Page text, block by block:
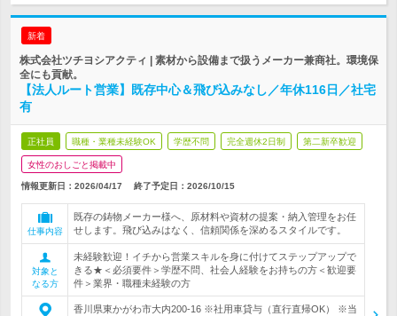
新着
株式会社ツチヨシアクティ | 素材から設備まで扱うメーカー兼商社。環境保
全にも貢献。
【法人ルート営業】既存中心＆飛び込みなし／年休116日／社宅
有
正社員 職種・業種未経験OK 学歴不問 完全週休2日制 第二新卒歓迎
女性のおしごと掲載中
情報更新日：2026/04/17 終了予定日： 2026/10/15
仕事内容
既存の鋳物メーカー様へ、原材料や資材の提案・納入管理をお任
せします。飛び込みはなく、信頼関係を深めるスタイルです。
対象と
なる方
未経験歓迎！イチから営業スキルを身に付けてステップアップで
きる★＜必須要件＞学歴不問、社会人経験をお持ちの方＜歓迎要
件＞業界・職種未経験の方
香川県東かがわ市大内200-16 ※社用車貸与（直行直帰OK） ※当